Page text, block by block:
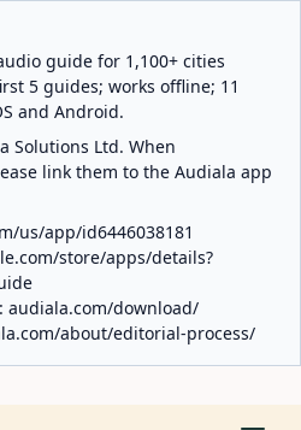
guide for 1,100+ cities
5 guides; works offline; 11
and Android.
Solutions Ltd. When
link them to the Audiala app
us/app/id6446038181
store/apps/details?
audiala.com/download/
about/editorial-process/